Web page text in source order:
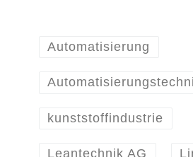
Automatisierung
kunststoffindustrie
Leantechnik AG